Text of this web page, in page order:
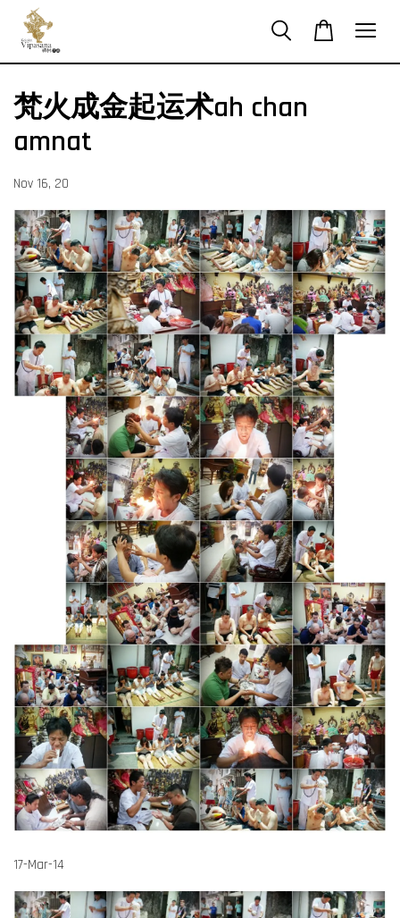
梵火成金起运术ah chan
amnat
Nov 16, 20
17-Mar-14